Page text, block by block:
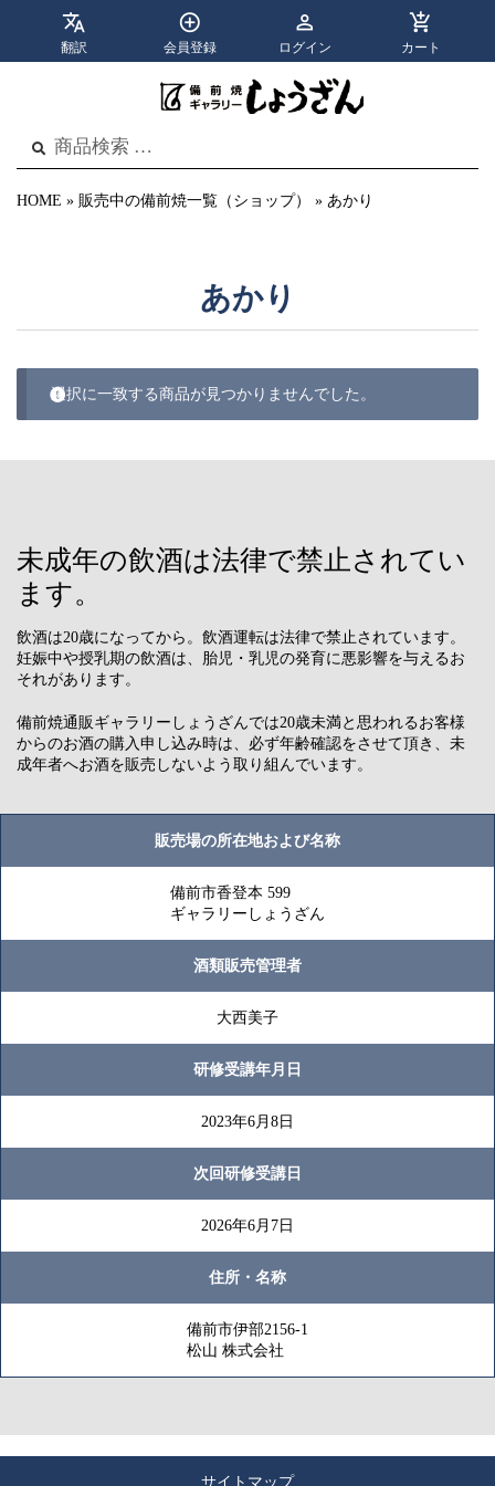
翻訳 会員登録 ログイン カート
結
検
索
HOME » 販売中の備前焼一覧（ショップ） » あかり
あかり
選択に一致する商品が見つかりませんでした。
未成年の飲酒は法律で禁止されてい
ます。
飲酒は20歳になってから。飲酒運転は法律で禁止されています。
妊娠中や授乳期の飲酒は、胎児・乳児の発育に悪影響を与えるお
それがあります。
備前焼通販ギャラリーしょうざんでは20歳未満と思われるお客様
からのお酒の購入申し込み時は、必ず年齢確認をさせて頂き、未
成年者へお酒を販売しないよう取り組んでいます。
販売場の所在地および名称
備前市香登本 599
ギャラリーしょうざん
酒類販売管理者
大西美子
研修受講年月日
2023年6月8日
次回研修受講日
2026年6月7日
住所・名称
備前市伊部2156-1
松山 株式会社
サイトマップ